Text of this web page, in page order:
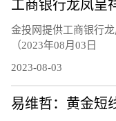
金投网提供工商银行
（2023年08月03日
2023-08-03